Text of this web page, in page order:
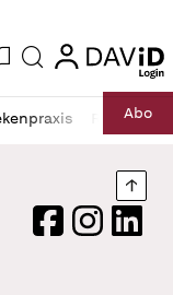
Suche login
RechtAbo
FacebookInstagram